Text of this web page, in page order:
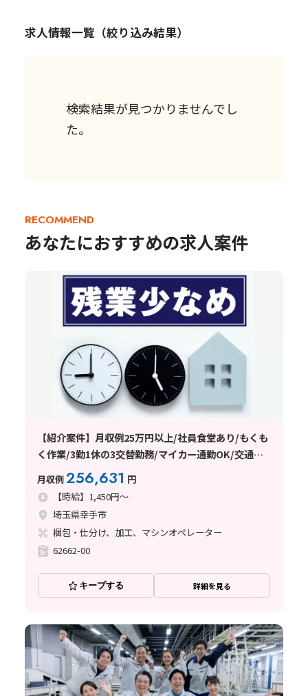
求人情報一覧（絞り込み結果）
検索結果が見つかりませんでし
た。
RECOMMEND
あなたにおすすめの求人案件
【紹介案件】月収例25万円以上/社員食堂あり/もくも
く作業/3勤1休の3交替勤務/マイカー通勤OK/交通費
支給あり/日払い・週払い制度あり
月収例256,631 円
【時給】1,450円～
埼玉県幸手市
梱包・仕分け、加工、マシンオペレーター
62662-00
キープする 詳細を見る